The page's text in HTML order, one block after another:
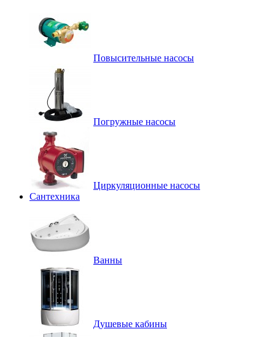
Повысительные насосы
Погружные насосы
Циркуляционные насосы
Сантехника
Ванны
Душевые кабины